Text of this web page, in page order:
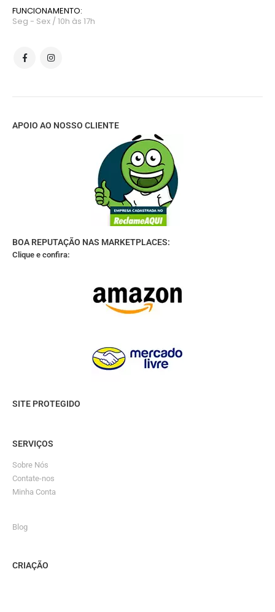
FUNCIONAMENTO:
Seg - Sex / 10h às 17h
APOIO AO NOSSO CLIENTE
BOA REPUTAÇÃO NAS MARKETPLACES:
Clique e confira:
SITE PROTEGIDO
SERVIÇOS
Sobre Nós
Contate-nos
Minha Conta
Blog
CRIAÇÃO